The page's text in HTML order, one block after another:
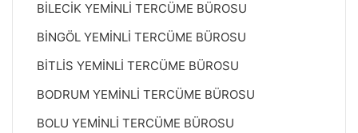
BİLECİK YEMİNLİ TERCÜME BÜROSU
BİNGÖL YEMİNLİ TERCÜME BÜROSU
BİTLİS YEMİNLİ TERCÜME BÜROSU
BODRUM YEMİNLİ TERCÜME BÜROSU
BOLU YEMİNLİ TERCÜME BÜROSU